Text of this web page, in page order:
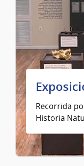
Recorrida
Historia